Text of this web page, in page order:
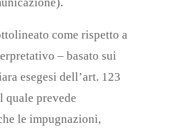
come rispetto a
– basato sui
esegesi dell’art. 123
quale prevede
le impugnazioni,